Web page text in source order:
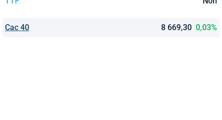
Cac 40 8 669,30 0,03%